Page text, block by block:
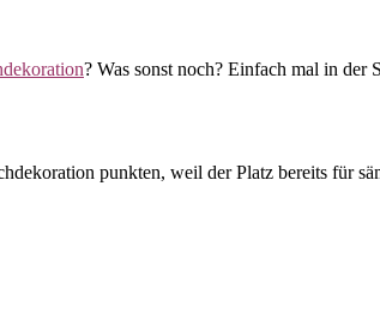
? Was sonst noch? Einfach mal in der
punkten, weil der Platz bereits für